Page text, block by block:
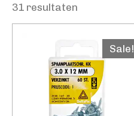
31 resultaten
Sale!